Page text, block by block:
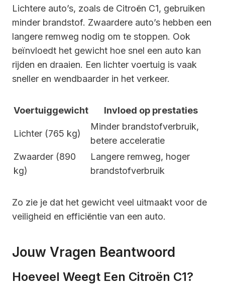
Lichtere auto’s, zoals de Citroën C1, gebruiken
minder brandstof. Zwaardere auto’s hebben een
langere remweg nodig om te stoppen. Ook
beïnvloedt het gewicht hoe snel een auto kan
rijden en draaien. Een lichter voertuig is vaak
sneller en wendbaarder in het verkeer.
Voertuiggewicht Invloed op prestaties
Lichter (765 kg)
Minder brandstofverbruik,
betere acceleratie
Zwaarder (890
kg)
Langere remweg, hoger
brandstofverbruik
Zo zie je dat het gewicht veel uitmaakt voor de
veiligheid en efficiëntie van een auto.
Jouw Vragen Beantwoord
Hoeveel Weegt Een Citroën C1?